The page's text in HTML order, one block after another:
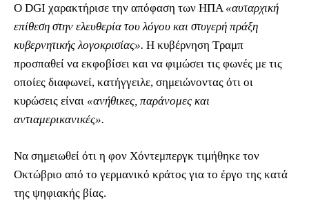
Ο DGI χαρακτήρισε την απόφαση των ΗΠΑ «αυταρχική
επίθεση στην ελευθερία του λόγου και στυγερή πράξη
κυβερνητικής λογοκρισίας». Η κυβέρνηση Τραμπ
προσπαθεί να εκφοβίσει και να φιμώσει τις φωνές με τις
οποίες διαφωνεί, κατήγγειλε, σημειώνοντας ότι οι
κυρώσεις είναι «ανήθικες, παράνομες και
αντιαμερικανικές».
Να σημειωθεί ότι η φον Χόντεμπεργκ τιμήθηκε τον
Οκτώβριο από το γερμανικό κράτος για το έργο της κατά
της ψηφιακής βίας.